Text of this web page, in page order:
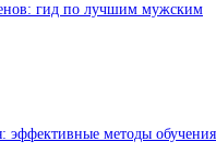
гид по лучшим мужским
эффективные методы